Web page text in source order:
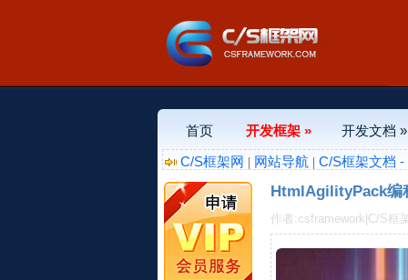
首页 开发框架 » 开发文档 »
C/S框架网 | 网站导航 | C/S框架文档 -
HtmlAgilityPack编
作者:csframework|C/S框